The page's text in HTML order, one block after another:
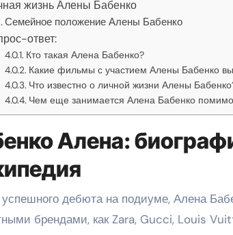
жизнь Алены Бабенко
Семейное положение Алены Бабенко
ответ:
Кто такая Алена Бабенко?
Какие фильмы с участием Алены Бабенко
Что известно о личной жизни Алены
Чем еще занимается Алена Бабенко помимо
Алена:
дебюта на подиуме, Алена
брендами, как Zara, Gucci, Louis